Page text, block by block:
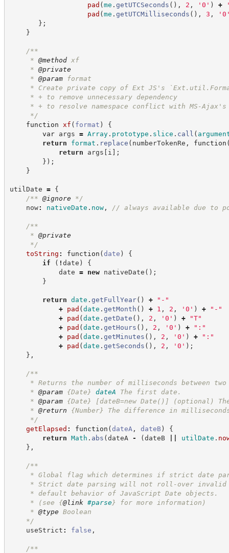
pad (me . getUTCSeconds ( ) , 2 , ' 0 ' ) +
pad (me . getUTCMilliseconds ( ) , 3 , ' 0
} ;
}
/**
* @method xf
* @private
* @param format
* Create private copy of Ext JS's
* + to remove unnecessary dependency
* + to resolve namespace conflict with MS-Ajax's
*/
function
xf ( format )
{
var args = Array. prototype . slice . call (
return
format . replace ( numberTokenRe , function
return args [ i ] ;
} ) ;
}
utilDate =
{
/** @ignore
*/
now: nativeDate . now, // always available due to
/**
* @private
*/
toString : function (date )
{
if
( ! date )
{
date = new nativeDate ( ) ;
}
return date . getFullYear( ) + " - "
+
pad (date . getMonth ( ) + 1 , 2 , ' 0 ' ) + " - "
+
pad (date . getDate ( ) , 2 , ' 0 ' ) + "T"
+
pad (date . getHours ( ) , 2 , ' 0 ' ) + " : "
+
pad (date . getMinutes ( ) , 2 , ' 0 ' ) + " : "
+
pad (date . getSeconds ( ) , 2 , ' 0 ' ) ;
} ,
/**
* Returns the number of milliseconds between two
* @param {Date} dateA
The first date.
* @param {Date}
[dateB=new Date()] (optional)
* @return {Number}
The difference in
*/
getElapsed : function (dateA , dateB)
{
return Math . abs (dateA - (dateB utilDate .
} ,
/**
* Global flag which determines if strict date
* Strict date parsing will not roll-over invalid
* default behavior of JavaScript Date objects.
* (see {@link #parse} for more information)
* @type Boolean
*/
useStrict : false ,
/**